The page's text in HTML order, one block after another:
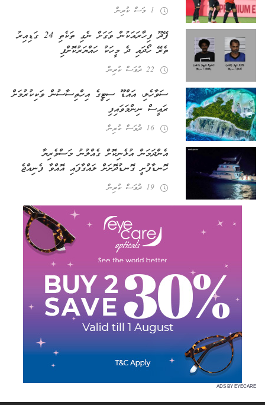
1 މަސް ކުރިން
ފޭދޫ ފިހާރައަކުން ވަގަށް ނެގި ތަކެތި 24 ގަޑިއިރު
ތެރޭ ހޯދައި ދެ މީހަކު ހައްޔަރުކޮށްފި
22 ދުވަސް ކުރިން
ސަވާހެލި، އައްޑޫ ސިޓީގެ އިހްތިސާސުން ވަކިކުރުމަށް
ރައީސް ނިންމަވައިފި
16 ދުވަސް ކުރިން
އެންދަމަން އުޅެނިކޮށް ގެއްލުނު މަސްވެރިޔާ
ހޮނޑާފުށީ ގޮނޑުދޮށަށް ލައްގާފައި އޮއްވާ ފެނިއްޖެ
19 ދުވަސް ކުރިން
ADS BY EYECARE